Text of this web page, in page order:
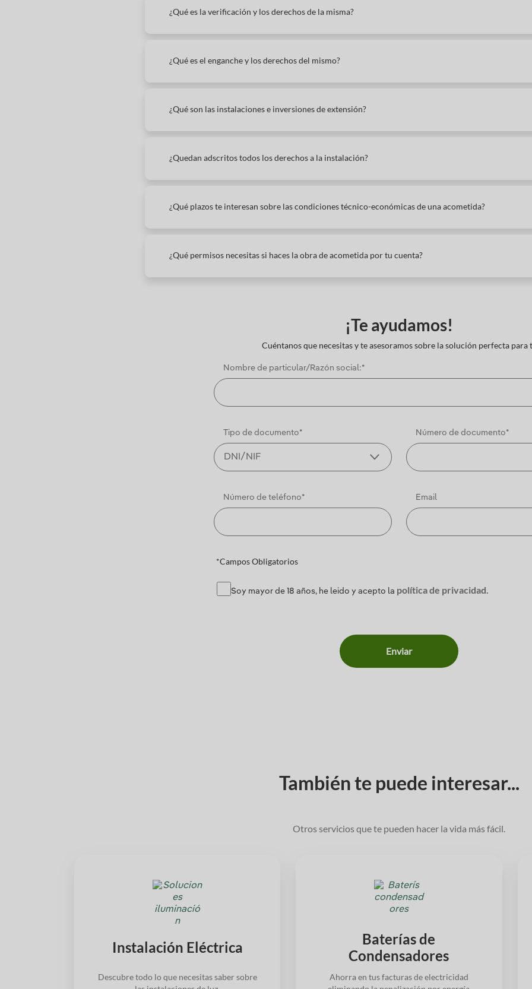
¿Qué es la verificación y los derechos de la misma?
¿Qué es el enganche y los derechos del mismo?
¿Qué son las instalaciones e inversiones de extensión?
¿Quedan adscritos todos los derechos a la instalación?
¿Qué plazos te interesan sobre las condiciones técnico-económicas de una acometida?
¿Qué permisos necesitas si haces la obra de acometida por tu cuenta?
¡Te ayudamos!
Cuéntanos que necesitas y te asesoramos sobre la solución perfecta para
Nombre de particular/Razón social:*
Tipo de documento* Número de documento*
Número de teléfono* Email
*Campos Obligatorios
Soy mayor de 18 años, he leido y acepto la política de privacidad.
Enviar
También te puede interesar...
Otros servicios que te pueden hacer la vida más fácil.
Instalación Eléctrica
Descubre todo lo que necesitas saber sobre
Baterías de
Condensadores
Ahorra en tus facturas de electricidad